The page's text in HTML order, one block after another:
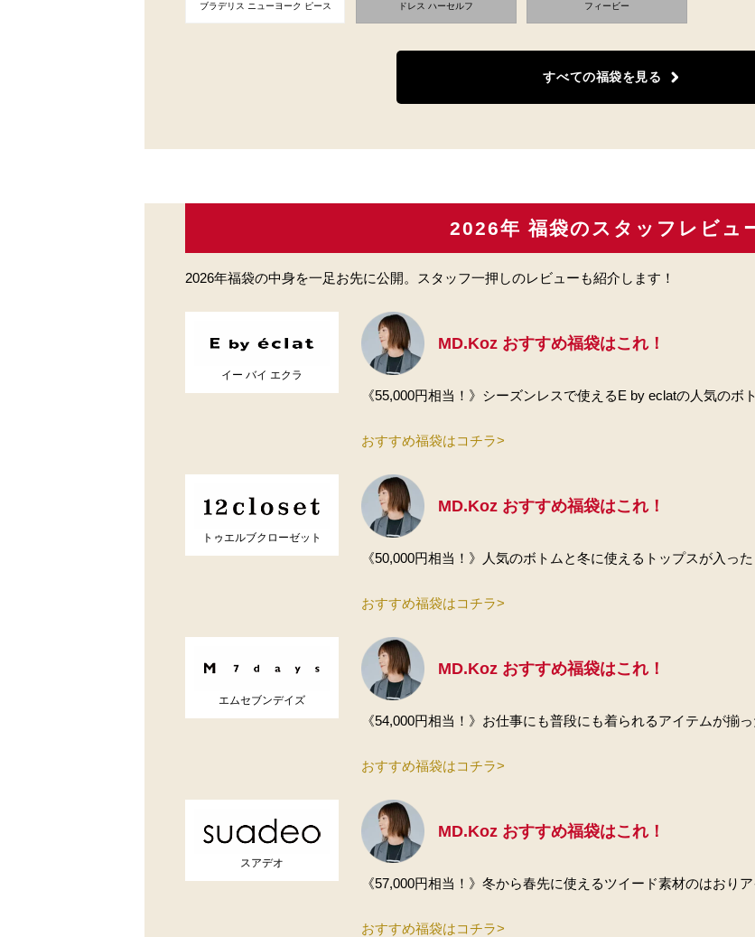
ブラデリス ニューヨーク ピース ドレス ハーセルフ フィービー
すべての福袋を見る
2026年 福袋のスタッフレビュ
2026年福袋の中身を一足お先に公開。スタッフ一押しのレビューも紹介します！
イー バイ エクラ
MD.Koz おすすめ福袋はこれ！
《55,000円相当！》シーズンレスで使えるE by eclatの人気の
おすすめ福袋はコチラ>
トゥエルブクローゼット
MD.Koz おすすめ福袋はこれ！
《50,000円相当！》人気のボトムと冬に使えるトップスが入
おすすめ福袋はコチラ>
エムセブンデイズ
MD.Koz おすすめ福袋はこれ！
《54,000円相当！》お仕事にも普段にも着られるアイテムが
おすすめ福袋はコチラ>
スアデオ
MD.Koz おすすめ福袋はこれ！
《57,000円相当！》冬から春先に使えるツイード素材のはお
おすすめ福袋はコチラ>